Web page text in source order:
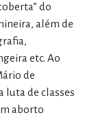
do
além de
etc. Ao
de
luta de classes
aborto